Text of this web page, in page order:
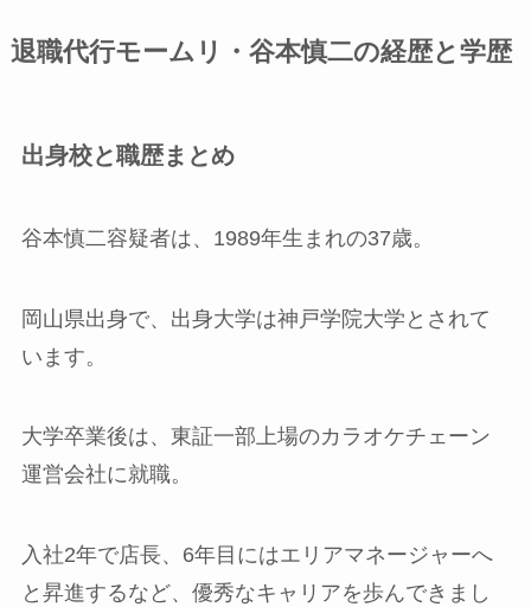
退職代行モームリ・谷本慎二の経歴と学歴
出身校と職歴まとめ
谷本慎二容疑者は、1989年生まれの37歳。
岡山県出身で、出身大学は神戸学院大学とされて
います。
大学卒業後は、東証一部上場のカラオケチェーン
運営会社に就職。
入社2年で店長、6年目にはエリアマネージャーへ
と昇進するなど、優秀なキャリアを歩んできまし